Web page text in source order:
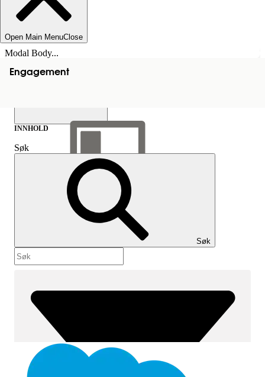
Open Main MenuClose
Modal Body...
Engagement
Vis innholdsfortegnelse
Innhold
INNHOLD
Søk
Søk